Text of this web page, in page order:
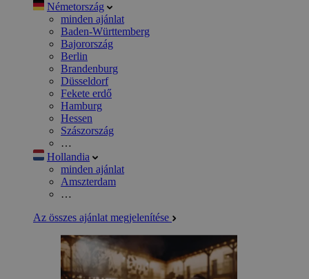
Németország
minden ajánlat
Baden-Württemberg
Bajorország
Berlin
Brandenburg
Düsseldorf
Fekete erdő
Hamburg
Hessen
Szászország
…
Hollandia
minden ajánlat
Amszterdam
…
Az összes ajánlat megjelenítése